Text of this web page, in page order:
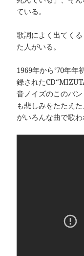
ている。
歌詞によく出てく
た人がいる。
1969年から‘70年年
録された
音ノイズのこのバ
も悲しみをたたえ
がいろんな曲で歌わ